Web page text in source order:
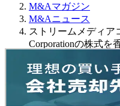
M&Aマガジン
M&Aニュース
ストリームメディア
Corporationの株式を